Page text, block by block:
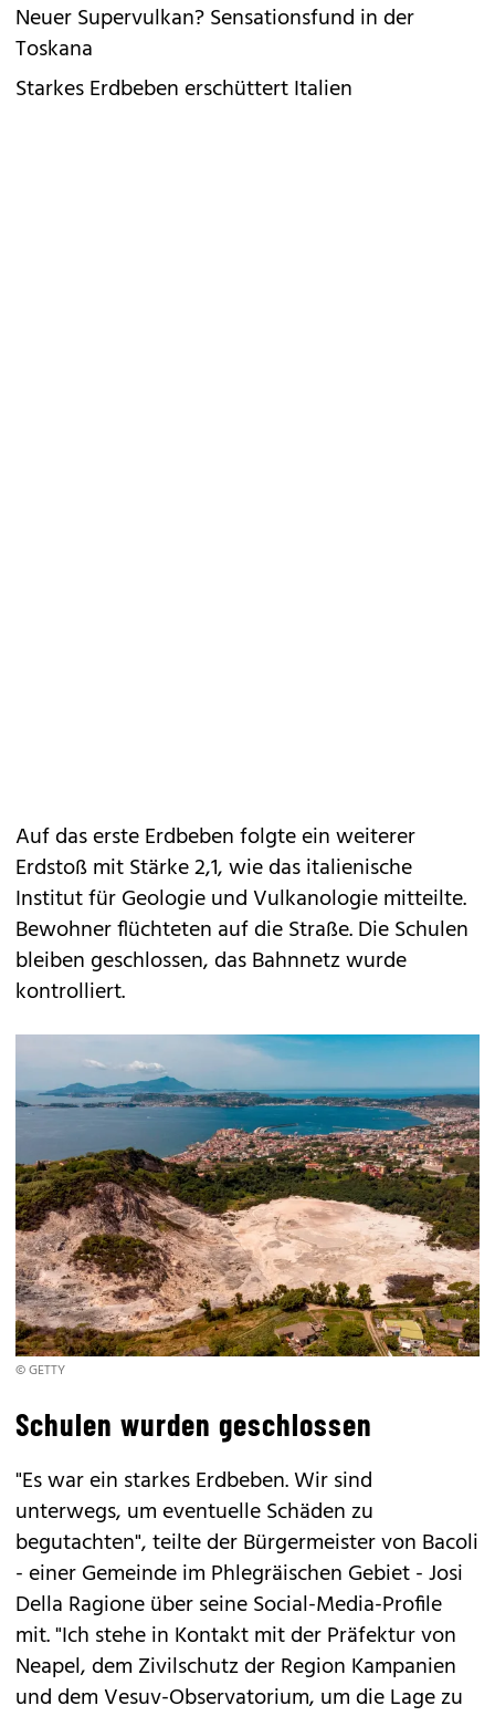
Neuer Supervulkan? Sensationsfund in der
Toskana
Starkes Erdbeben erschüttert Italien
Auf das erste Erdbeben folgte ein weiterer
Erdstoß mit Stärke 2,1, wie das italienische
Institut für Geologie und Vulkanologie mitteilte.
Bewohner flüchteten auf die Straße. Die Schulen
bleiben geschlossen, das Bahnnetz wurde
kontrolliert.
© GETTY
Schulen wurden geschlossen
"Es war ein starkes Erdbeben. Wir sind
unterwegs, um eventuelle Schäden zu
begutachten", teilte der Bürgermeister von Bacoli
- einer Gemeinde im Phlegräischen Gebiet - Josi
Della Ragione über seine Social-Media-Profile
mit. "Ich stehe in Kontakt mit der Präfektur von
Neapel, dem Zivilschutz der Region Kampanien
und dem Vesuv-Observatorium, um die Lage zu